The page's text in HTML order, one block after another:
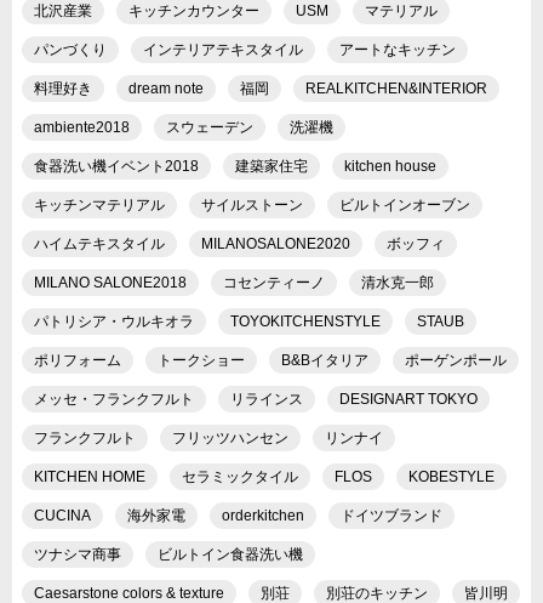
北沢産業 キッチンカウンター USM マテリアル
パンづくり インテリアテキスタイル アートなキッチン
料理好き dream note 福岡 REALKITCHEN&INTERIOR
ambiente2018 スウェーデン 洗濯機
食器洗い機イベント2018 建築家住宅 kitchen house
キッチンマテリアル サイルストーン ビルトインオーブン
ハイムテキスタイル MILANOSALONE2020 ボッフィ
MILANO SALONE2018 コセンティーノ 清水克一郎
パトリシア・ウルキオラ TOYOKITCHENSTYLE STAUB
ポリフォーム トークショー B&Bイタリア ポーゲンポール
メッセ・フランクフルト リラインス DESIGNART TOKYO
フランクフルト フリッツハンセン リンナイ
KITCHEN HOME セラミックタイル FLOS KOBESTYLE
CUCINA 海外家電 orderkitchen ドイツブランド
ツナシマ商事 ビルトイン食器洗い機
Caesarstone colors & texture 別荘 別荘のキッチン 皆川明